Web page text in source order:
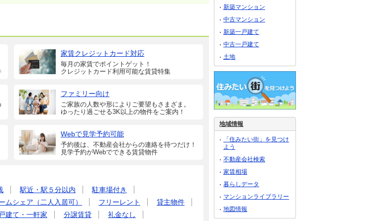
家賃クレジットカード対応
毎月の家賃でポイントゲット！
クレジットカード利用可能な賃貸特集
ファミリー向け
ご家族の人数や形によりご要望もさまざま。
ゆったり過ごせる3K以上の物件をご案内！
Webで見学予約可能
予約後は、不動産会社からの連絡を待つだけ！
見学予約がWebでできる賃貸物件
駅近・駅５分以内
駐車場付き
ムシェア（二人入居可） フリーレント
貸主物件
建て・一軒家 分譲賃貸
礼金なし
新築マンション
中古マンション
新築一戸建て
中古一戸建て
土地
地域情報
「住みたい街」を見つけ
よう
不動産会社検索
家賃相場
暮らしデータ
マンションライブラリー
地図情報